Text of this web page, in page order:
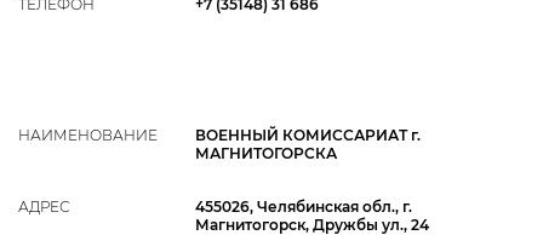
ТЕЛЕФОН +7 (35148) 31 686
НАИМЕНОВАНИЕ
ВОЕННЫЙ КОМИССАРИАТ г.
МАГНИТОГОРСКА
АДРЕС
455026, Челябинская обл., г.
Магнитогорск, Дружбы ул., 24